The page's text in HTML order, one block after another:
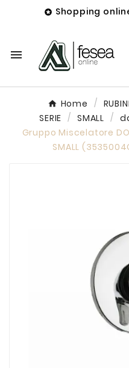
 Shopping

Home
SERIE
SMALL
Gruppo Miscelatore
SMALL